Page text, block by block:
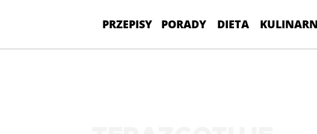
PRZEPISY PORADY DIETA